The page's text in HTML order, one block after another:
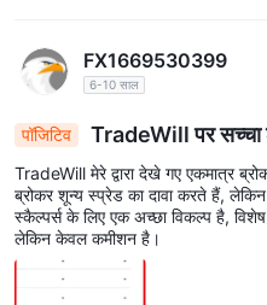
FX1669530399
6-10 साल
पॉजिटिव
TradeWill पर सच्चा
साथ Exness, एक स्कैल्पर की
TradeWill मेरे द्वारा देखे गए एकमात्र
ब्रोकर शून्य स्प्रेड का दावा करते हैं,
स्कैल्पर्स के लिए एक अच्छा विकल्प है,
लेकिन केवल कमीशन है।